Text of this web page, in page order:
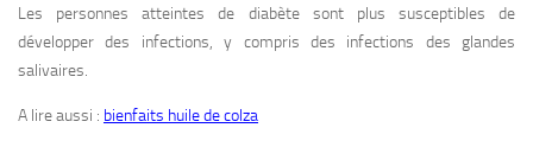
Les personnes atteintes de diabète sont plus susceptibles de
développer des infections, y compris des infections des glandes
salivaires.
A lire aussi : bienfaits huile de colza